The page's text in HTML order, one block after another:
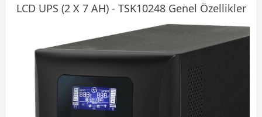
LCD UPS (2 X 7 AH) - TSK10248 Genel Özellikler